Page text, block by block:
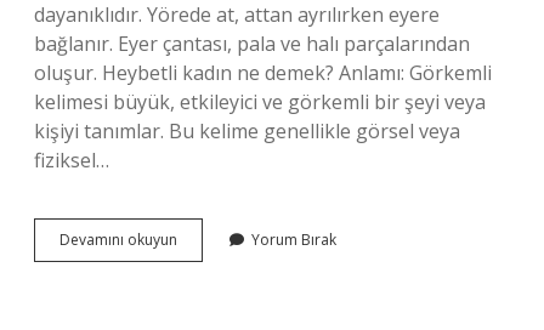
dayanıklıdır. Yörede at, attan ayrılırken eyere
bağlanır. Eyer çantası, pala ve halı parçalarından
oluşur. Heybetli kadın ne demek? Anlamı: Görkemli
kelimesi büyük, etkileyici ve görkemli bir şeyi veya
kişiyi tanımlar. Bu kelime genellikle görsel veya
fiziksel…
Devamını okuyun
Ne
Yorum Bırak